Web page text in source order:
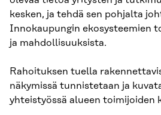
kesken, ja tehdä sen pohjalta
Innokaupungin ekosysteemien
ja mahdollisuuksista.
Rahoituksen tuella
näkymissä tunnistetaan ja
yhteistyössä alueen toimijoiden